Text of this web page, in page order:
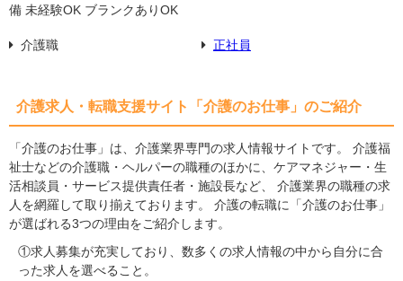
備 未経験OK ブランクありOK
介護職 正社員
介護求人・転職支援サイト「介護のお仕事」のご紹介
「介護のお仕事」は、介護業界専門の求人情報サイトです。 介護福
祉士などの介護職・ヘルパーの職種のほかに、ケアマネジャー・生
活相談員・サービス提供責任者・施設長など、 介護業界の職種の求
人を網羅して取り揃えております。 介護の転職に「介護のお仕事」
が選ばれる3つの理由をご紹介します。
①求人募集が充実しており、数多くの求人情報の中から自分に合
った求人を選べること。